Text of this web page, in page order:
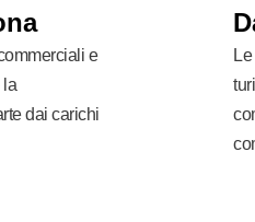
e
la
dai carichi